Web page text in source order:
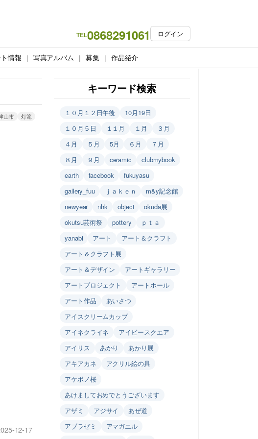
TEL0868291061 ログイン
情報 写真アルバム 募集 作品紹介
山市 灯篭
12-17
キーワード検索
１０月１２日午後
10月19日
１０月５日
１１月 １月
３月
４月
５月 5月 ６月
７月
８月
９月 ceramic
clubmybook
earth
facebook
fukuyasu
gallery_fuu
ｊａｋｅｎ
m&y記念館
newyear
nhk object
okuda展
okutsu芸術祭
pottery
ｐｔａ
yanabi
アート
アート＆クラフト
アート＆クラフト展
アート＆デザイン
アートギャラリー
アートプロジェクト
アートホール
アート作品
あいさつ
アイスクリームカップ
アイネクライネ
アイビースクエア
アイリス
あかり
あかり展
アキアカネ
アクリル絵の具
アケボノ桜
あけましておめでとうございます
アザミ
アジサイ
あぜ道
アブラゼミ
アマガエル